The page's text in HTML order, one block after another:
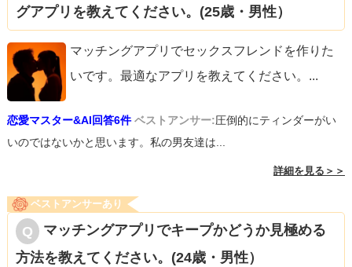
グアプリを教えてください。(25歳・男性）
マッチングアプリでセックスフレンドを作りた
いです。最適なアプリを教えてください。 ...
恋愛マスター&AI回答6件 ベストアンサー:圧倒的にティンダーがい
いのではないかと思います。私の男友達は...
詳細を見る＞＞
ベストアンサーあり
マッチングアプリでキープかどうか見極める
方法を教えてください。(24歳・男性）